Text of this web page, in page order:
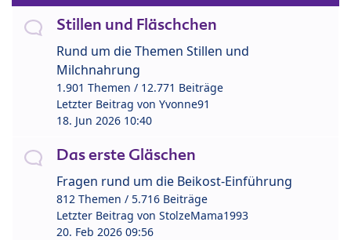
Stillen und Fläschchen
Rund um die Themen Stillen und
Milchnahrung
1.901 Themen / 12.771 Beiträge
Letzter Beitrag von Yvonne91
18. Jun 2026 10:40
Das erste Gläschen
Fragen rund um die Beikost-Einführung
812 Themen / 5.716 Beiträge
Letzter Beitrag von StolzeMama1993
20. Feb 2026 09:56